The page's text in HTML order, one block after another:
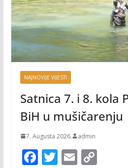
NAJNOVIJE VIJESTI
Satnica 7. i 8. kola
BiH u mušičarenju
7. Augusta 2026. admin
F T E C